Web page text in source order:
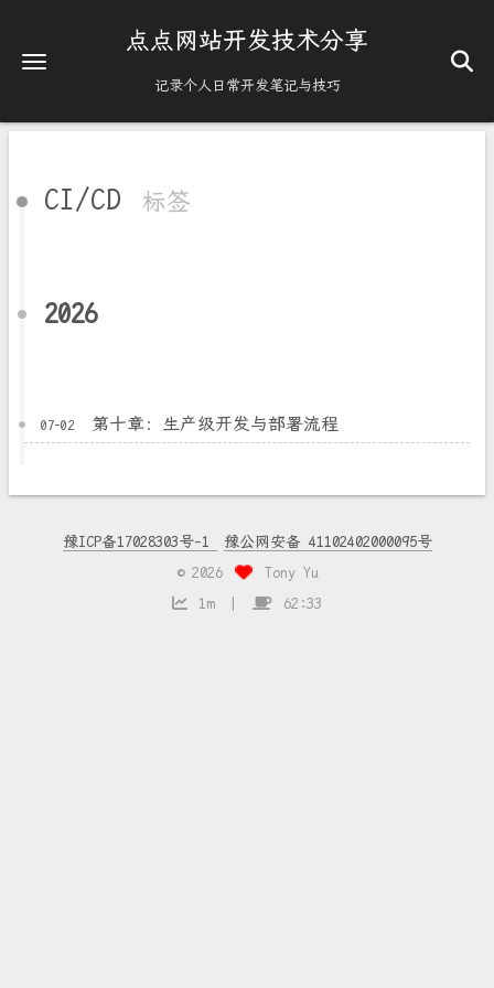
点点网站开发技术分享
记录个人日常开发笔记与技巧
CI/CD 标签
2026
07-02 第十章：生产级开发与部署流程
豫ICP备17028303号-1
豫公网安备 41102402000095号
© 2026
Tony Yu
1m
62:33